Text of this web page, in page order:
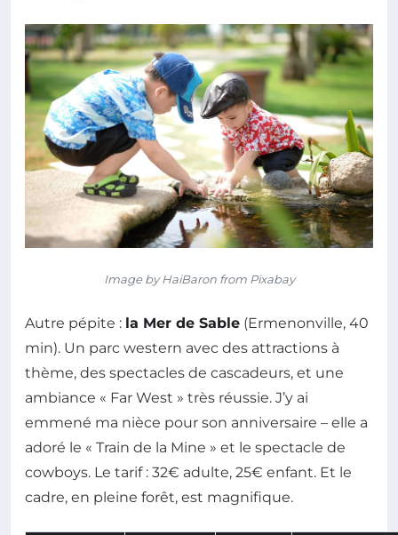
Image by HaiBaron from Pixabay
Autre pépite : la Mer de Sable (Ermenonville, 40
min). Un parc western avec des attractions à
thème, des spectacles de cascadeurs, et une
ambiance « Far West » très réussie. J’y ai
emmené ma nièce pour son anniversaire – elle a
adoré le « Train de la Mine » et le spectacle de
cowboys. Le tarif : 32€ adulte, 25€ enfant. Et le
cadre, en pleine forêt, est magnifique.